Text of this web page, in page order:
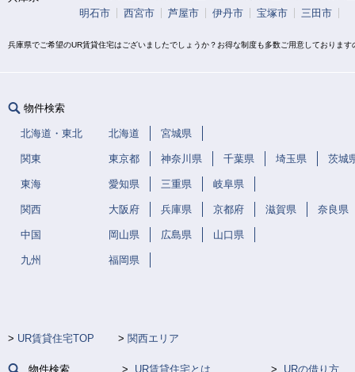
明石市
西宮市 芦屋市 伊丹市 宝塚市 三田市
兵庫県でご希望のUR賃貸住宅はございましたでしょうか？お得な制度も多数ご用意しておりま
物件検索
北海道・東北 北海道 宮城県
関東 東京都 神奈川県 千葉県 埼玉県 茨城
東海 愛知県 三重県 岐阜県
関西 大阪府 兵庫県 京都府 滋賀県 奈良県
中国 岡山県 広島県 山口県
九州 福岡県
UR賃貸住宅TOP 関西エリア
物件検索
UR賃貸住宅とは
URの借り方